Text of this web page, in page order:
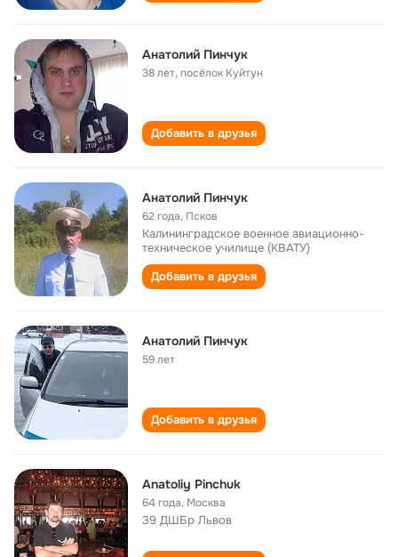
Анатолий Пинчук
38 лет,посёлок Куйтун
Добавить в друзья
Анатолий Пинчук
62 года, Псков
Калининградское военное авиационно-
техническое училище (КВАТУ)
Добавить в друзья
Анатолий Пинчук
59 лет
Добавить в друзья
Anatoliy Pinchuk
64 года, Москва
39 ДШБр Львов